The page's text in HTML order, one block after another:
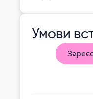
Умови